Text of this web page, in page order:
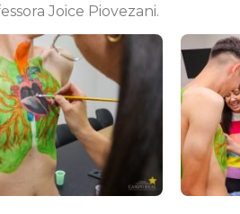
Joice Piovezani.